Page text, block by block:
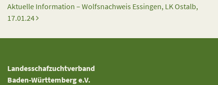
Aktuelle Information – Wolfsnachweis Essingen, LK Ostalb,
17.01.24
Landesschafzuchtverband
Baden-Württemberg e.V.